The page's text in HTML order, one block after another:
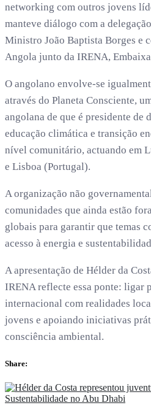
networking com outros jovens
manteve diálogo com a
Ministro João Baptista Borges e
Angola junto da IRENA,
O angolano envolve-se
através do Planeta Consciente,
angolana de que é presidente de
educação climática e transição
nível comunitário, actuando em
e Lisboa (Portugal).
A organização não
comunidades que ainda estão
globais para garantir que temas
acesso à energia e
A apresentação de Hélder da
IRENA reflecte essa ponte: ligar
internacional com realidades
jovens e apoiando iniciativas
consciência ambiental.
Share: